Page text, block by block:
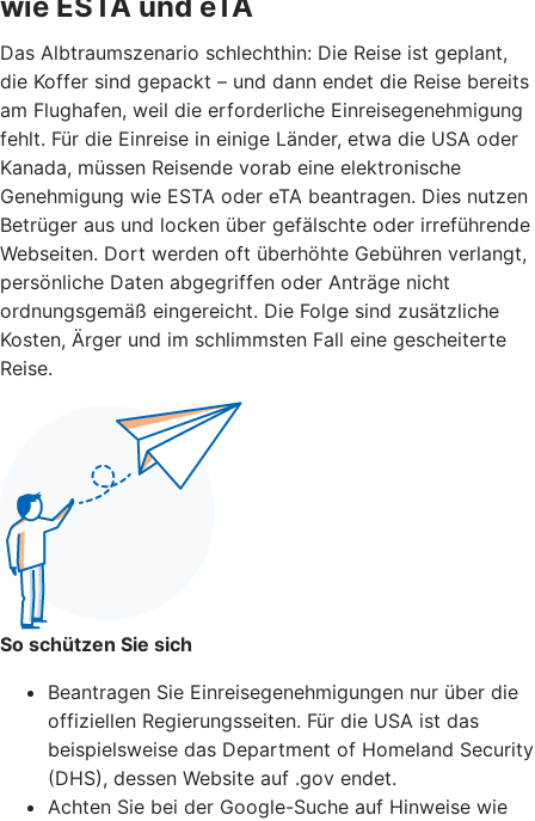
Das Albtraumszenario schlechthin: Die Reise ist geplant,
die Koffer sind gepackt – und dann endet die Reise bereits
am Flughafen, weil die erforderliche Einreisegenehmigung
fehlt. Für die Einreise in einige Länder, etwa die USA oder
Kanada, müssen Reisende vorab eine elektronische
Genehmigung wie ESTA oder eTA beantragen. Dies nutzen
Betrüger aus und locken über gefälschte oder irreführende
Webseiten. Dort werden oft überhöhte Gebühren verlangt,
persönliche Daten abgegriffen oder Anträge nicht
ordnungsgemäß eingereicht. Die Folge sind zusätzliche
Kosten, Ärger und im schlimmsten Fall eine gescheiterte
Reise.
So schützen Sie sich
Beantragen Sie Einreisegenehmigungen nur über die
offiziellen Regierungsseiten. Für die USA ist das
beispielsweise das Department of Homeland Security
(DHS), dessen Website auf .gov endet.
Achten Sie bei der Google-Suche auf Hinweise wie